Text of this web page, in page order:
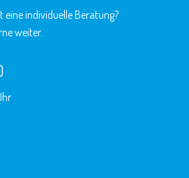
eine individuelle Beratung?
weiter.